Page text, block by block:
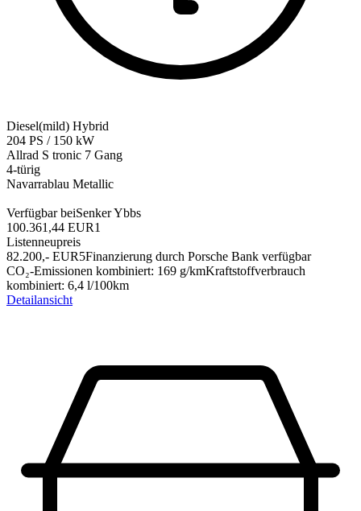
Diesel(mild) Hybrid
204 PS / 150 kW
Allrad S tronic 7 Gang
4-türig
Navarrablau Metallic
Verfügbar beiSenker Ybbs
100.361,44 EUR1
Listenneupreis
82.200,-‍ EUR5Finanzierung durch Porsche Bank verfügbar
CO₂-Emissionen kombiniert: 169 g/kmKraftstoffverbrauch
kombiniert: 6,4 l/100km
Detailansicht